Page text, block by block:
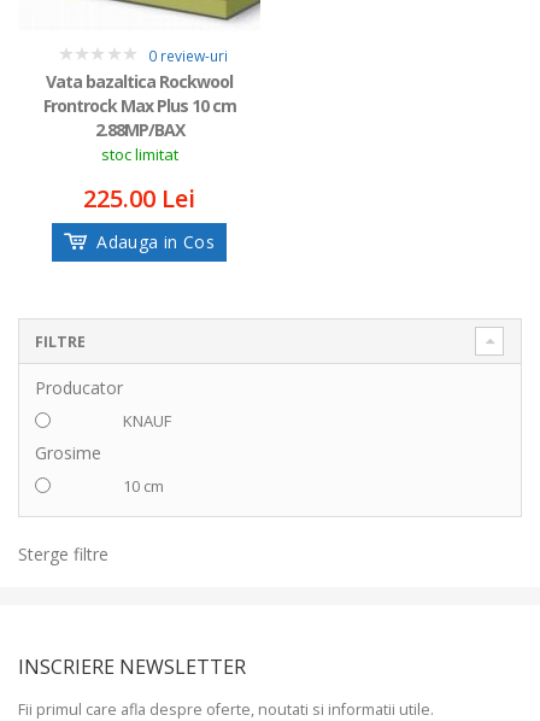
0
0 review-uri
Vata bazaltica Rockwool
Frontrock Max Plus 10 cm
2.88MP/BAX
stoc limitat
225.00 Lei
Adauga in Cos
FILTRE
Producator
KNAUF
Grosime
10 cm
Sterge filtre
INSCRIERE NEWSLETTER
Fii primul care afla despre oferte, noutati si informatii utile.